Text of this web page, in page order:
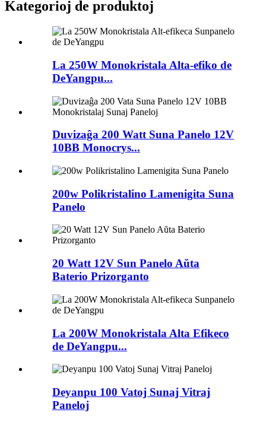
Kategorioj de produktoj
La 250W Monokristala Alta-efiko de
DeYangpu...
Duvizaĝa 200 Watt Suna Panelo 12V
10BB Monocrys...
200w Polikristalino Lamenigita Suna
Panelo
20 Watt 12V Sun Panelo Aŭta
Baterio Prizorganto
La 200W Monokristala Alta Efikeco
de DeYangpu...
Deyanpu 100 Vatoj Sunaj Vitraj
Paneloj